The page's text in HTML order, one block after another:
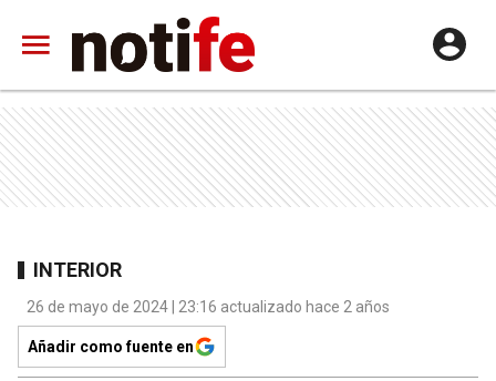
INTERIOR
26 de mayo de 2024 | 23:16 actualizado hace 2 años
Añadir como fuente en